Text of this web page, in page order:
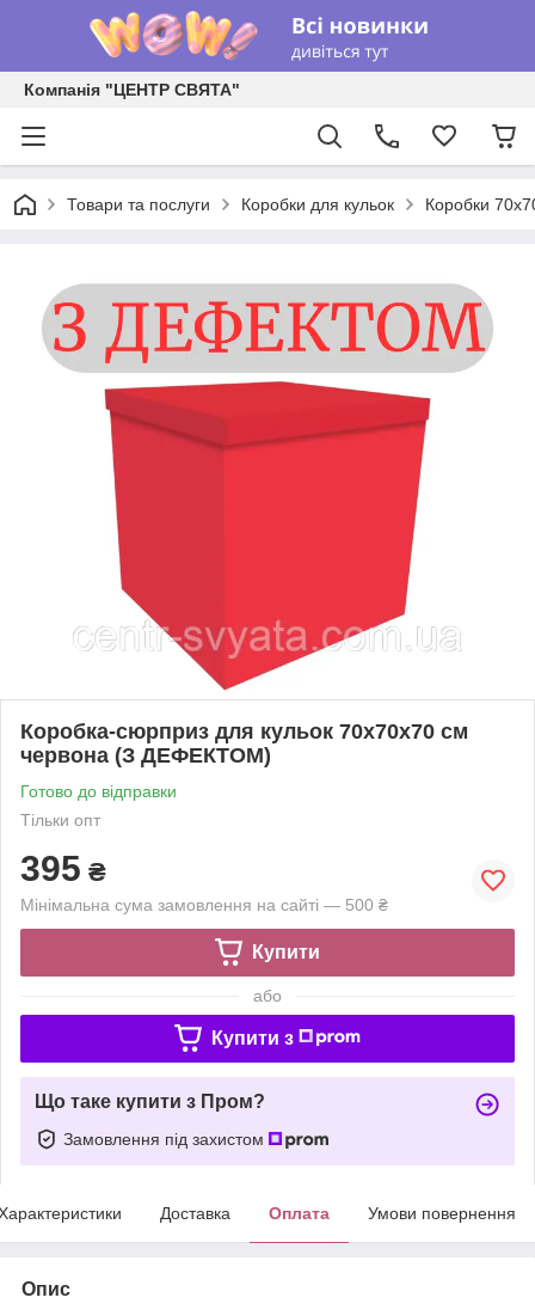
Компанія "ЦЕНТР СВЯТА"
Товари та послуги Коробки для кульок Коробки
Коробка-сюрприз для кульок 70х70х70 см
червона (З ДЕФЕКТОМ)
Готово до відправки
Тільки опт
395 ₴
Мінімальна сума замовлення на сайті — 500 ₴
Купити
або
Купити з
Що таке купити з Пром?
Замовлення під захистом
Доставка Оплата Умови повернення
Опис